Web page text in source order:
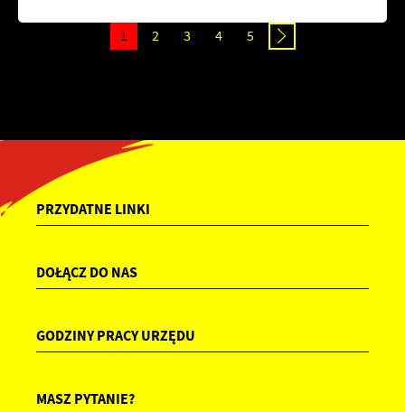
1 2 3 4 5
PRZYDATNE LINKI
DOŁĄCZ DO NAS
GODZINY PRACY URZĘDU
MASZ PYTANIE?